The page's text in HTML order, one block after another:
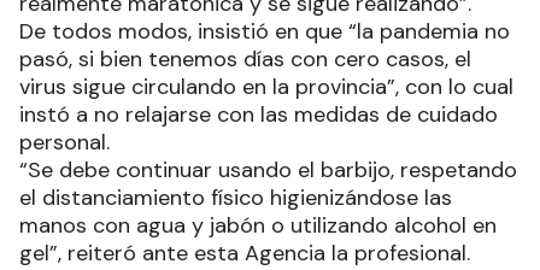
De todos modos, insistió en que “la pandemia no
pasó, si bien tenemos días con cero casos, el
virus sigue circulando en la provincia”, con lo cual
instó a no relajarse con las medidas de cuidado
personal.
“Se debe continuar usando el barbijo, respetando
el distanciamiento físico higienizándose las
manos con agua y jabón o utilizando alcohol en
gel”, reiteró ante esta Agencia la profesional.